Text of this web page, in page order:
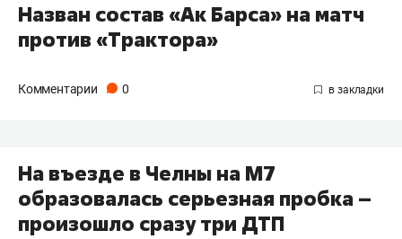
Назван состав «Ак Барса» на матч
против «Трактора»
Комментарии 0
На въезде в Челны на М7
образовалась серьезная пробка –
произошло сразу три ДТП